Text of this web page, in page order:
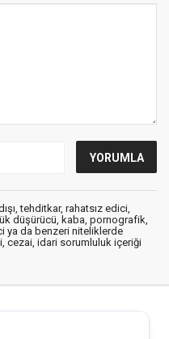
tehditkar, rahatsız edici,
düşürücü, kaba, pornografik,
ya da benzeri niteliklerde
cezai, idari sorumluluk içeriği